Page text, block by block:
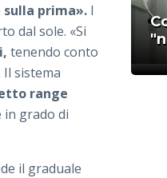
sulla prima». I
dal sole. «Si
tenendo conto
sistema
range
in grado di
il graduale